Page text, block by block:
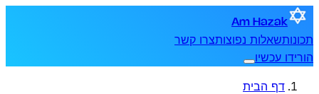
Am Hazak
תכונותשאלות נפוצותצרו קשר
הורידו עכשיו
דף הבית